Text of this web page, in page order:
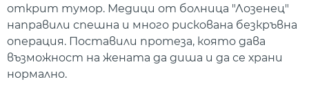
открит тумор. Медици от болница "Лозенец"
направили спешна и много рискована безкръвна
операция. Поставили протеза, която дава
възможност на жената да диша и да се храни
нормално.